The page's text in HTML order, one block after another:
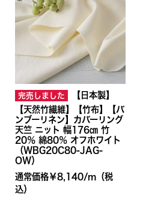
完売しました
【日本製】
【天然竹繊維】【竹布】【バ
ンブーリネン】カバーリング
天竺 ニット 幅176㎝ 竹
20％ 綿80％ オフホワイト
（WBG20C80-JAG-
OW）
通常価格￥8,140/ｍ （税
込）